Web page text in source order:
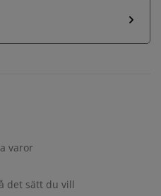
varor
det sätt du vill